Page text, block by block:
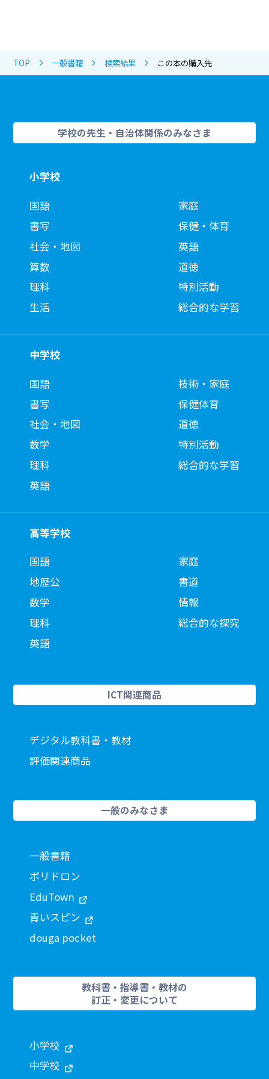
TOP 一般書籍 検索結果 この本の購入先
学校の先生・自治体関係のみなさま
小学校
国語
書写
社会・地図
算数
理科
生活
家庭
保健・体育
英語
道徳
特別活動
総合的な学習
中学校
国語
書写
社会・地図
数学
理科
英語
技術・家庭
保健体育
道徳
特別活動
総合的な学習
高等学校
国語
地歴公
数学
理科
英語
家庭
書道
情報
総合的な探究
ICT関連商品
デジタル教科書・教材
評価関連商品
一般のみなさま
一般書籍
ポリドロン
EduTown
青いスピン
douga pocket
教科書・指導書・教材の
訂正・変更について
小学校
中学校